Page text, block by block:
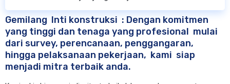
Gemilang Inti konstruksi : Dengan komitmen
yang tinggi dan tenaga yang profesional mulai
dari survey, perencanaan, penggangaran,
hingga pelaksanaan pekerjaan, kami siap
menjadi mitra terbaik anda.